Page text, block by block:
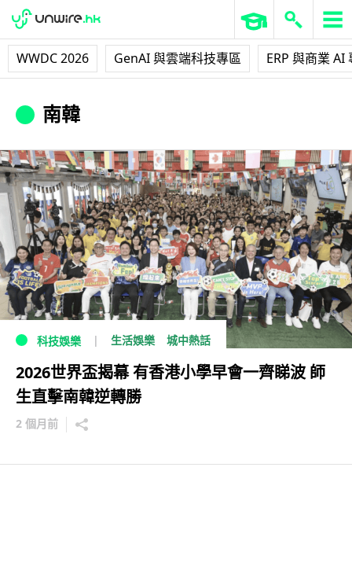
WWDC 2026 GenAI 與雲端科技專區 ERP 與商業 AI
南韓
科技娛樂 生活娛樂 城中熱話
2026世界盃揭幕 有香港小學早會一齊睇波 師
生直擊南韓逆轉勝
2 個月前